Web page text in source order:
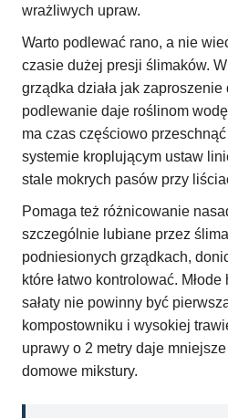
wrażliwych upraw.
Warto podlewać rano, a nie
czasie dużej presji ślimaków.
grządka działa jak
podlewanie daje roślinom
ma czas częściowo
systemie kroplującym ustaw
stale mokrych pasów przy
Pomaga też różnicowanie
szczególnie lubiane przez
podniesionych grządkach,
które łatwo kontrolować.
sałaty nie powinny być
kompostowniku i wysokiej
uprawy o 2 metry daje
domowe mikstury.